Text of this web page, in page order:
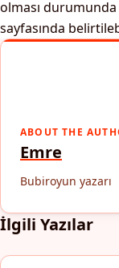
olması
sayfasında
ABOUT THE
Emre
Bubiroyun yazarı
İlgili Yazılar